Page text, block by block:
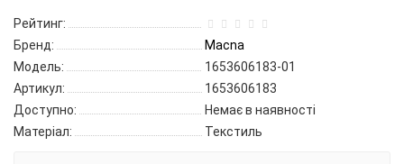
Рейтинг:
Бренд:
Macna
Модель:
1653606183-01
Артикул:
1653606183
Доступно:
Немає в наявності
Матеріал:
Текстиль